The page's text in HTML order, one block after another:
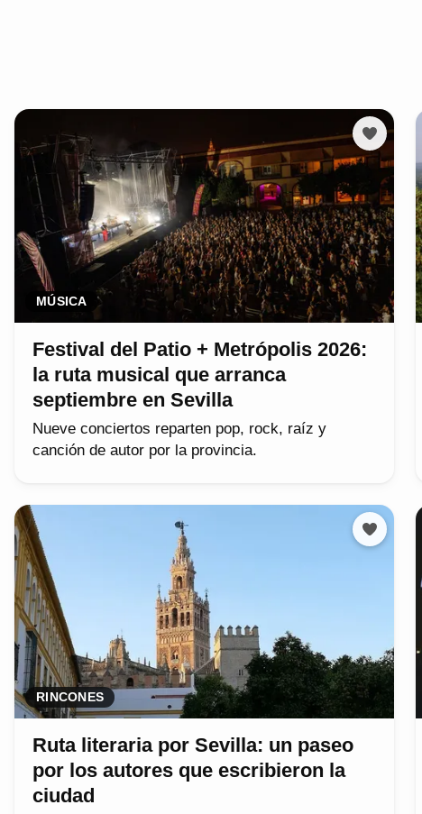
MÚSICA
Festival del Patio + Metrópolis 2026:
la ruta musical que arranca
septiembre en Sevilla
Nueve conciertos reparten pop, rock, raíz y
canción de autor por la provincia.
RINCONES
Ruta literaria por Sevilla: un paseo
por los autores que escribieron la
ciudad